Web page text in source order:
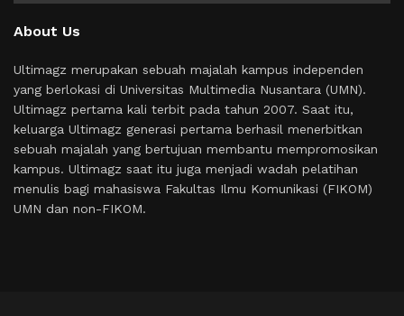
About Us
Ultimagz merupakan sebuah majalah kampus independen
yang berlokasi di Universitas Multimedia Nusantara (UMN).
Ultimagz pertama kali terbit pada tahun 2007. Saat itu,
keluarga Ultimagz generasi pertama berhasil menerbitkan
sebuah majalah yang bertujuan membantu mempromosikan
kampus. Ultimagz saat itu juga menjadi wadah pelatihan
menulis bagi mahasiswa Fakultas Ilmu Komunikasi (FIKOM)
UMN dan non-FIKOM.